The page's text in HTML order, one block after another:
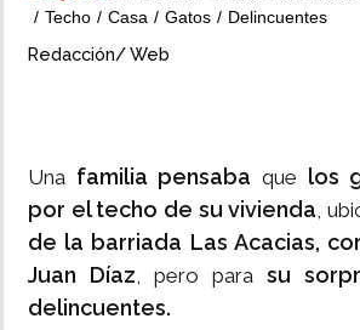
Techo
Casa Gatos Delincuentes
Redacción/ Web
Una familia pensaba que los
por el techo de su vivienda,
de la barriada Las Acacias,
Juan Díaz, pero para su
delincuentes.